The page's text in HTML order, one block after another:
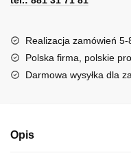
r
a
t
i
Realizacja zamówień
Polska firma, polskie
Darmowa wysyłka dla
Opis